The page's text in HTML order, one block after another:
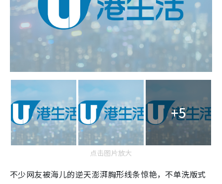
+5
点击图片放大
不少网友被海儿的逆天澎湃胸形线条惊艳，不单洗版式